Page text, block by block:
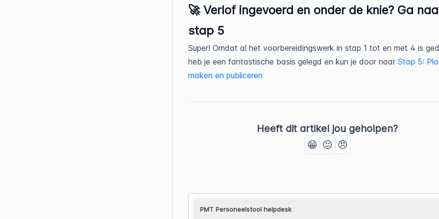
🚀 Verlof ingevoerd en onder de knie? Ga
stap 5
Super! Omdat al het voorbereidingswerk in stap 1 tot en met 4 is
heb je een fantastische basis gelegd en kun je door naar Stap 5:
maken en publiceren
Heeft dit artikel jou geholpen?
😁 😐 😠
PMT Personeelstool helpdesk